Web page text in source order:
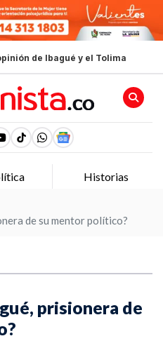
de Ibagué y el Tolima
Historias
de su mentor político?
prisionera de